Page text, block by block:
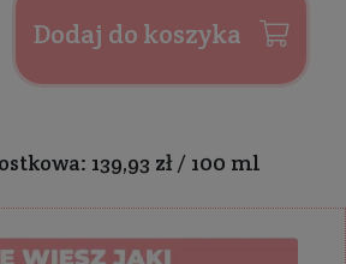
Dodaj do koszyka
139,93 zł / 100 ml